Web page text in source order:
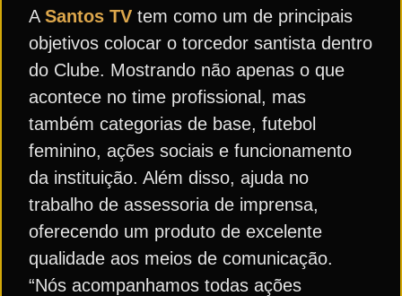
A Santos TV tem como um de principais
objetivos colocar o torcedor santista dentro
do Clube. Mostrando não apenas o que
acontece no time profissional, mas
também categorias de base, futebol
feminino, ações sociais e funcionamento
da instituição. Além disso, ajuda no
trabalho de assessoria de imprensa,
oferecendo um produto de excelente
qualidade aos meios de comunicação.
“Nós acompanhamos todas ações